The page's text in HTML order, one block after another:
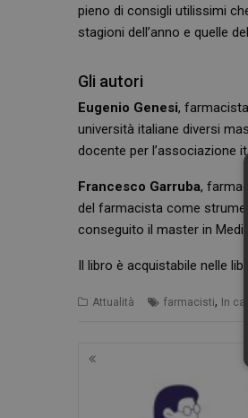
pieno di consigli utilissimi
stagioni dell’anno e quelle
Gli autori
Eugenio Genesi,
università italiane diversi
docente per l’associazione
Francesco Garruba,
del farmacista come
conseguito il master in
Il libro è acquistabile nelle
Attualità farmacisti, In
Navigazione